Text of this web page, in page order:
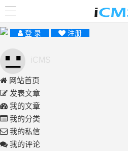
登 录 注册
网站首页
发表文章
我的文章
我的分类
我的私信
我的评论